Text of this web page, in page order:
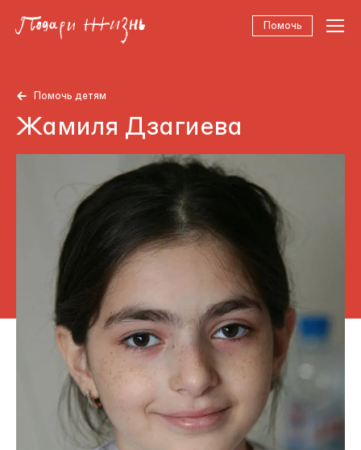
Помочь
Помочь детям
Жамиля Дзагиева